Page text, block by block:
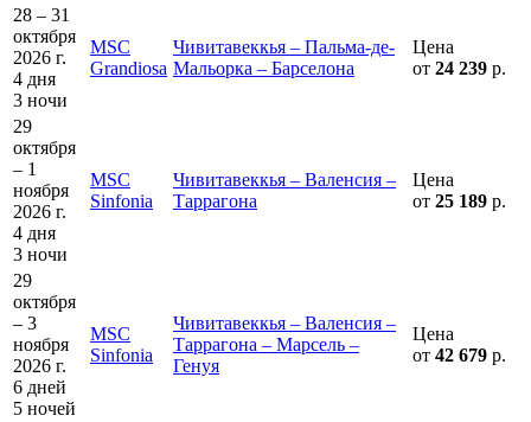
28 – 31
октября
2026 г.
4 дня
3 ночи
MSC
Grandiosa
Чивитавеккья – Пальма-де-
Мальорка – Барселона
Цена
от 24 239 р.
29
октября
– 1
ноября
2026 г.
4 дня
3 ночи
MSC
Sinfonia
Чивитавеккья – Валенсия –
Таррагона
Цена
от 25 189 р.
29
октября
– 3
ноября
2026 г.
6 дней
5 ночей
MSC
Sinfonia
Чивитавеккья – Валенсия –
Таррагона – Марсель –
Генуя
Цена
от 42 679 р.